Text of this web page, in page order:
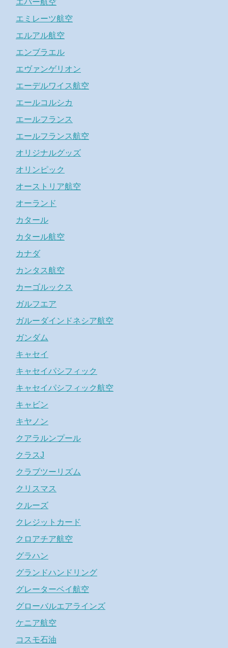
エバー航空
エミレーツ航空
エルアル航空
エンブラエル
エヴァンゲリオン
エーデルワイス航空
エールコルシカ
エールフランス
エールフランス航空
オリジナルグッズ
オリンピック
オーストリア航空
オーランド
カタール
カタール航空
カナダ
カンタス航空
カーゴルックス
ガルフエア
ガルーダインドネシア航空
ガンダム
キャセイ
キャセイパシフィック
キャセイパシフィック航空
キャビン
キヤノン
クアラルンプール
クラスJ
クラブツーリズム
クリスマス
クルーズ
クレジットカード
クロアチア航空
グラハン
グランドハンドリング
グレーターベイ航空
グローバルエアラインズ
ケニア航空
コスモ石油